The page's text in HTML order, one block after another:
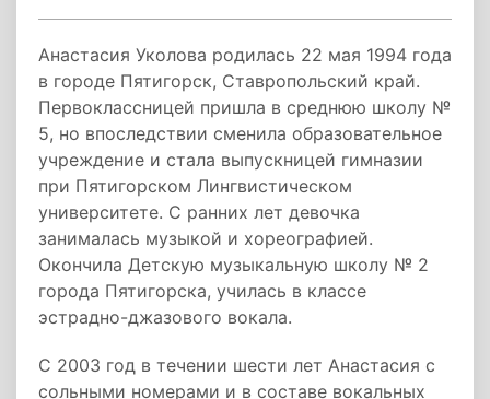
Анастасия Уколова родилась 22 мая 1994 года
в городе Пятигорск, Ставропольский край.
Первоклассницей пришла в среднюю школу №
5, но впоследствии сменила образовательное
учреждение и стала выпускницей гимназии
при Пятигорском Лингвистическом
университете. С ранних лет девочка
занималась музыкой и хореографией.
Окончила Детскую музыкальную школу № 2
города Пятигорска, училась в классе
эстрадно-джазового вокала.
С 2003 год в течении шести лет Анастасия с
сольными номерами и в составе вокальных